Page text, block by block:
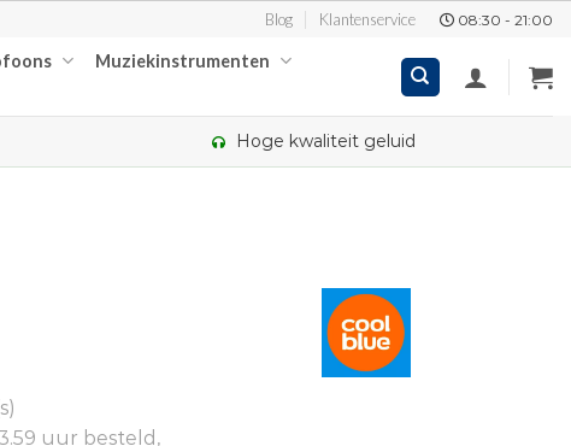
Blog Klantenservice 08:30 - 21:00
Muziekinstrumenten
Hoge kwaliteit geluid
uur besteld,